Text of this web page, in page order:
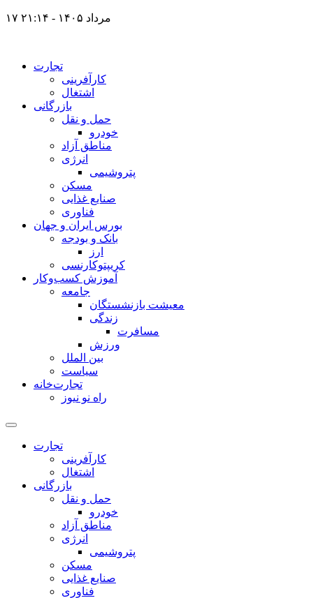
۱۷ مرداد ۱۴۰۵ - ۲۱:۱۴
تجارت
کارآفرینی
اشتغال
بازرگانی
حمل و نقل
خودرو
مناطق آزاد
انرژی
پتروشیمی
مسکن
صنایع غذایی
فناوری
بورس ایران و جهان
بانک و بودجه
ارز
کریپتوکارنسی
آموزش کسب‌وکار
جامعه
معیشت بازنشستگان
زندگی
مسافرت
ورزش
بین الملل
سیاست
تجارت‌خانه
راه نو نیوز
تجارت
کارآفرینی
اشتغال
بازرگانی
حمل و نقل
خودرو
مناطق آزاد
انرژی
پتروشیمی
مسکن
صنایع غذایی
فناوری